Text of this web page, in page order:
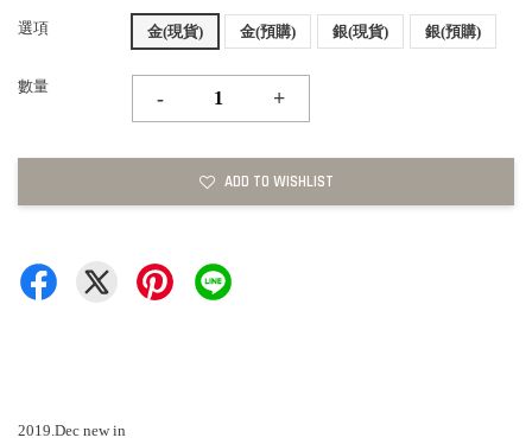
選項 金(現貨) 金(預購) 銀(現貨) 銀(預購)
數量
- +
ADD TO WISHLIST
2019.Dec new in